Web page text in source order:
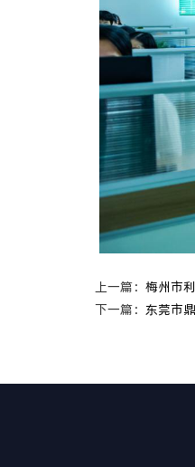
上一篇： 梅州市
下一篇： 东莞市